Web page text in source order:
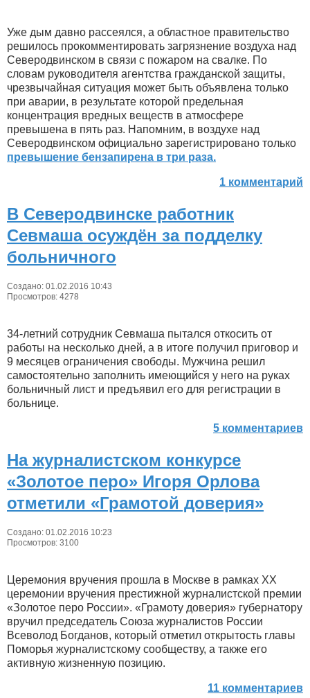
Уже дым давно рассеялся, а областное правительство
решилось прокомментировать загрязнение воздуха над
Северодвинском в связи с пожаром на свалке. По
словам руководителя агентства гражданской защиты,
чрезвычайная ситуация может быть объявлена только
при аварии, в результате которой предельная
концентрация вредных веществ в атмосфере
превышена в пять раз. Напомним, в воздухе над
Северодвинском официально зарегистрировано только
превышение бензапирена в три раза.
1 комментарий
В Северодвинске работник
Севмаша осуждён за подделку
больничного
Создано: 01.02.2016 10:43
Просмотров: 4278
34-летний сотрудник Севмаша пытался откосить от
работы на несколько дней, а в итоге получил приговор и
9 месяцев ограничения свободы. Мужчина решил
самостоятельно заполнить имеющийся у него на руках
больничный лист и предъявил его для регистрации в
больнице.
5 комментариев
На журналистском конкурсе
«Золотое перо» Игоря Орлова
отметили «Грамотой доверия»
Создано: 01.02.2016 10:23
Просмотров: 3100
Церемония вручения прошла в Москве в рамках XX
церемонии вручения престижной журналистской премии
«Золотое перо России». «Грамоту доверия» губернатору
вручил председатель Союза журналистов России
Всеволод Богданов, который отметил открытость главы
Поморья журналистскому сообществу, а также его
активную жизненную позицию.
11 комментариев